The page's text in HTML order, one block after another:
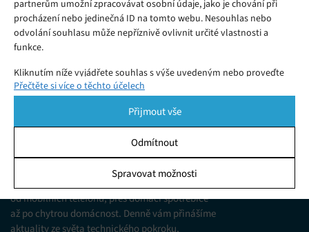
partnerům umožní zpracovávat osobní údaje, jako je chování při
procházení nebo jedinečná ID na tomto webu. Nesouhlas nebo
odvolání souhlasu může nepříznivě ovlivnit určité vlastnosti a
funkce.
Kliknutím níže vyjádřete souhlas s výše uvedeným nebo proveďte
podrobnější rozhodnutí. Vaše volby budou použity pouze na tomto
pomocí přepínačů v Zásadách cookies nebo kliknutím na tlačítko
Spravovat souhlas ve spodní části obrazovky.
Ukládání a/nebo přístup k informacím v zařízení, Porozumění
publiku prostřednictvím statistik nebo kombinací údajů z
různých zdrojů.
Přečtěte si více o těchto účelech
Přijmout vše
Odmítnout
Spravovat možnosti
nejlepší?
Jsme web zajímající se o technologické novinky
od mobilních telefonů, přes domácí spotřebiče
až po chytrou domácnost. Denně vám přinášíme
aktuality ze světa technického pokroku,